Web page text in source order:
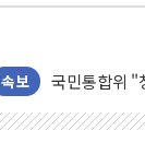
속보
케이피에프,
레드캡투어,
HD건설기계